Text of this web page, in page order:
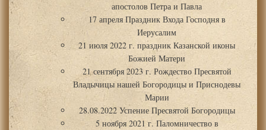
апостолов Петра и Павла
17 апреля Праздник Входа Господня в
Иерусалим
21 июля 2022 г. праздник Казанской иконы
Божией Матери
21 сентября 2023 г. Рождество Пресвятой
Владычицы нашей Богородицы и Приснодевы
Марии
28.08.2022 Успение Пресвятой Богородицы
5 ноября 2021 г. Паломничество в